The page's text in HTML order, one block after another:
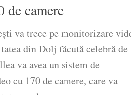
de camere
va trece pe monitorizare
din Dolj făcută celebră de
va avea un sistem de
cu 170 de camere, care va